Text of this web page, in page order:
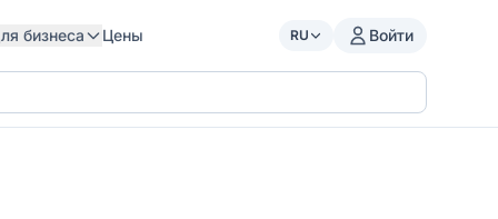
бизнеса Цены RU Войти